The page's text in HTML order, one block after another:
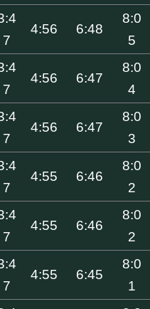
7
4:56 6:48
8:0
5
7
4:56 6:47
8:0
4
7
4:56 6:47
8:0
3
7
4:55 6:46
8:0
2
7
4:55 6:46
8:0
2
7
4:55 6:45
8:0
1